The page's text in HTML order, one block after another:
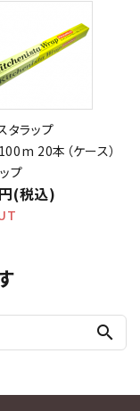
タラップ
20本（ケース）
プ
(税込)
search